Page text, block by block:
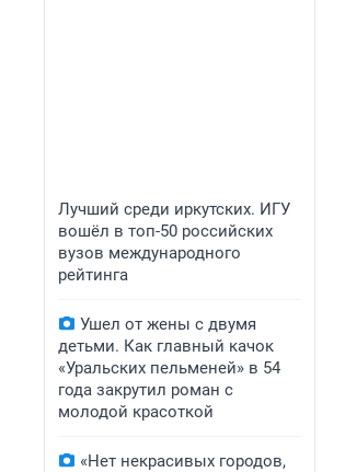
Лучший среди иркутских. ИГУ
вошёл в топ-50 российских
вузов международного
рейтинга
Ушел от жены с двумя
детьми. Как главный качок
«Уральских пельменей» в 54
года закрутил роман с
молодой красоткой
«Нет некрасивых городов,